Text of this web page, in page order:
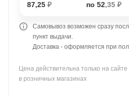
87,25 ₽ по 52,35 ₽
Самовывоз возможен сразу
пункт выдачи.
Доставка - оформляется при
Цена действительна только на
в розничных магазинах